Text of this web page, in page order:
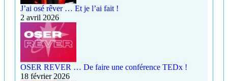
J’ai osé rêver … Et je l’ai fait !
2 avril 2026
OSER REVER … De faire une conférence TEDx !
18 février 2026